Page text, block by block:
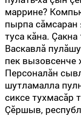
маррине?
пырпа сăмсаран
туса кăна.
Васкавлă
пек вызовсенче
Персоналăн
шутламалла
сиксе тухмасăр
Çӗршыв,